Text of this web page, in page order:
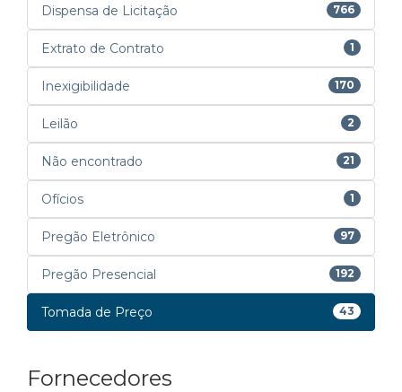
Dispensa de Licitação 766
Extrato de Contrato 1
Inexigibilidade 170
Leilão 2
Não encontrado 21
Ofícios 1
Pregão Eletrônico 97
Pregão Presencial 192
Tomada de Preço 43
Fornecedores